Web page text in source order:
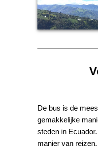
De bus is de
gemakkelijke
steden in
manier van